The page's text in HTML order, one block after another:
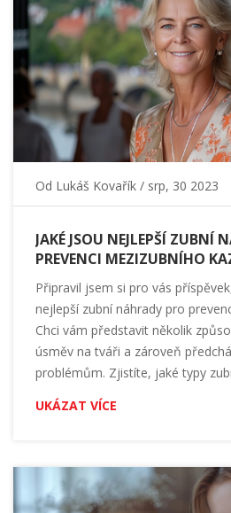
Od Lukáš Kovařík / srp, 30 2023
JAKÉ JSOU NEJLEPŠÍ ZUBNÍ
PREVENCI MEZIZUBNÍHO
Připravil jsem si pro vás
nejlepší zubní náhrady pro
Chci vám představit několik
úsměv na tváři a zároveň
problémům. Zjistíte, jaké typy
nejúčinnější v boji proti kazu a
Ponořte se s námi do světa
UKÁZAT VÍCE